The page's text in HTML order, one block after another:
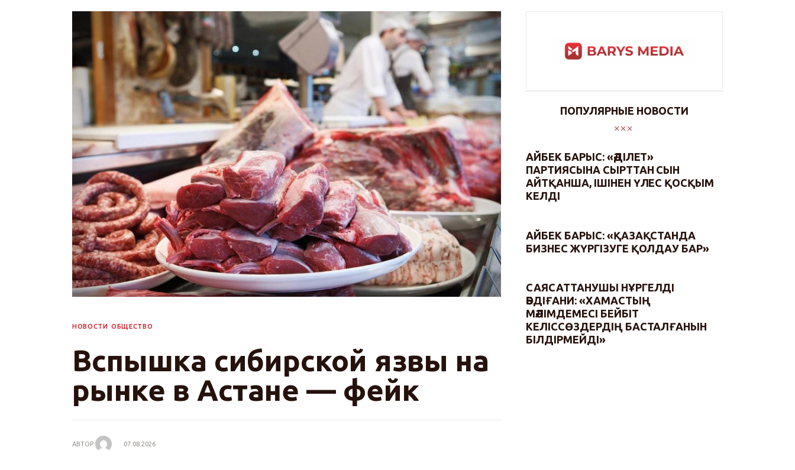
НОВОСТИ ОБЩЕСТВО
Вспышка сибирской язвы на
рынке в Астане — фейк
АВТОР 07.08.2026
ПОПУЛЯРНЫЕ НОВОСТИ
АЙБЕК БАРЫС: «ӘДІЛЕТ»
ПАРТИЯСЫНА СЫРТТАН СЫН
АЙТҚАНША, ІШІНЕН ҮЛЕС ҚОСҚЫМ
КЕЛДІ
АЙБЕК БАРЫС: «ҚАЗАҚСТАНДА
БИЗНЕС ЖҮРГІЗУГЕ ҚОЛДАУ БАР»
САЯСАТТАНУШЫ НҰРГЕЛДІ
ӘБДІҒАНИ: «ХАМАСТЫҢ
МӘЛІМДЕМЕСІ БЕЙБІТ
КЕЛІССӨЗДЕРДІҢ БАСТАЛҒАНЫН
БІЛДІРМЕЙДІ»